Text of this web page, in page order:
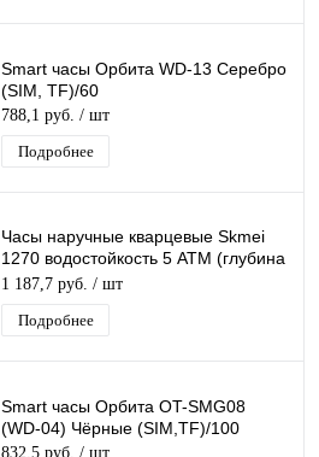
Smart часы Орбита WD-13 Серебро
(SIM, TF)/60
788,1 руб. / шт
Подробнее
Часы наручные кварцевые Skmei
1270 водостойкость 5 АТМ (глубина
50м)
1 187,7 руб. / шт
Подробнее
Smart часы Орбита OT-SMG08
(WD-04) Чёрные (SIM,TF)/100
832,5 руб. / шт